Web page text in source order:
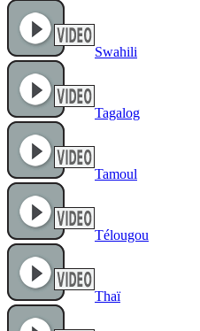
Swahili
Tagalog
Tamoul
Télougou
Thaï